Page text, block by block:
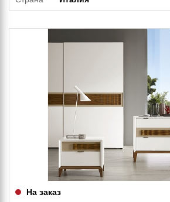
На заказ